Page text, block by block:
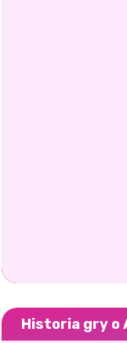
Historia gry o